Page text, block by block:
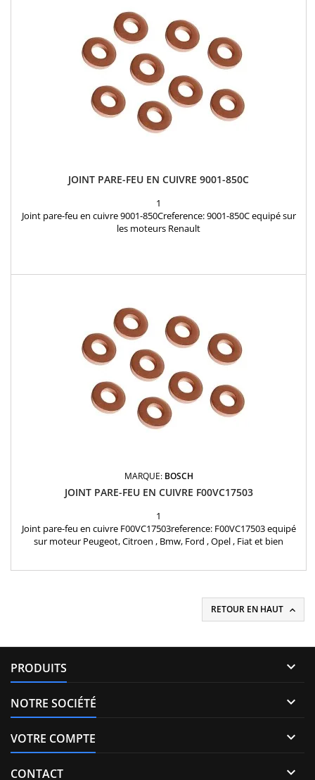
JOINT PARE-FEU EN CUIVRE 9001-850C
1
Joint pare-feu en cuivre 9001-850Creference: 9001-850C equipé sur
les moteurs Renault
MARQUE: BOSCH
JOINT PARE-FEU EN CUIVRE F00VC17503
1
Joint pare-feu en cuivre F00VC17503reference: F00VC17503 equipé
sur moteur Peugeot, Citroen , Bmw, Ford , Opel , Fiat et bien
RETOUR EN HAUT 
PRODUITS 
NOTRE SOCIÉTÉ 
VOTRE COMPTE 
CONTACT 